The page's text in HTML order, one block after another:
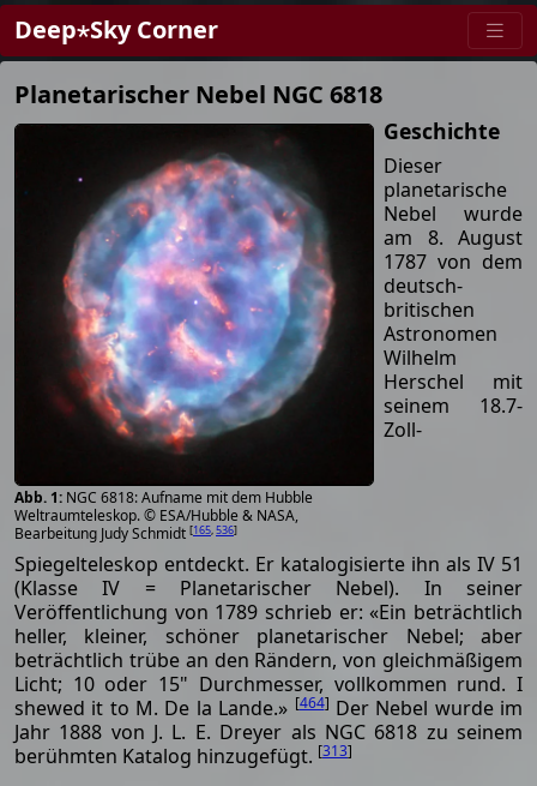
Deep⋆Sky Corner
Planetarischer Nebel NGC 6818
NGC 6818: Aufname mit dem Hubble
Weltraumteleskop. © ESA/Hubble & NASA,
Bearbeitung Judy Schmidt [165,536]
Geschichte
Dieser
planetarische
Nebel wurde
am 8. August
1787 von dem
deutsch-
britischen
Astronomen
Wilhelm
Herschel mit
seinem 18.7-
Zoll-
Spiegelteleskop entdeckt. Er katalogisierte ihn als IV 51
(Klasse IV = Planetarischer Nebel). In seiner
Veröffentlichung von 1789 schrieb er: «Ein beträchtlich
heller, kleiner, schöner planetarischer Nebel; aber
beträchtlich trübe an den Rändern, von gleichmäßigem
Licht; 10 oder 15" Durchmesser, vollkommen rund. I
shewed it to M. De la Lande.» [464] Der Nebel wurde im
Jahr 1888 von J. L. E. Dreyer als NGC 6818 zu seinem
berühmten Katalog hinzugefügt. [313]